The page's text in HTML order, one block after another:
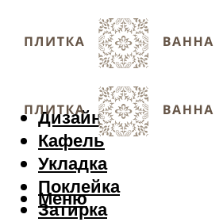
Дизайн
Кафель
Укладка
Поклейка
Затирка
Меню